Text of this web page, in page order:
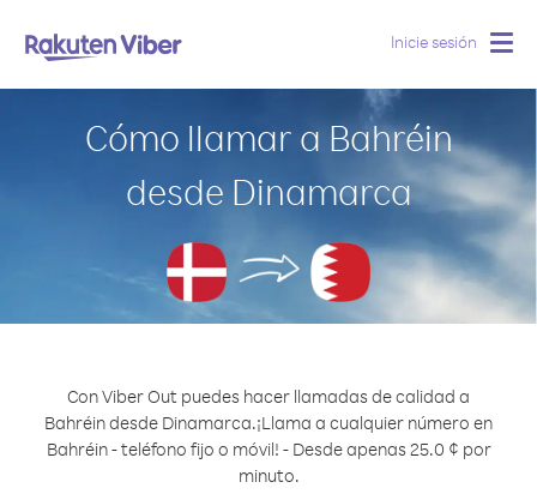
Inicie sesión
Cómo llamar a Bahréin
desde Dinamarca
Con Viber Out puedes hacer llamadas de calidad a
Bahréin desde Dinamarca.¡Llama a cualquier número en
Bahréin - teléfono fijo o móvil! - Desde apenas 25.0 ¢ por
minuto.